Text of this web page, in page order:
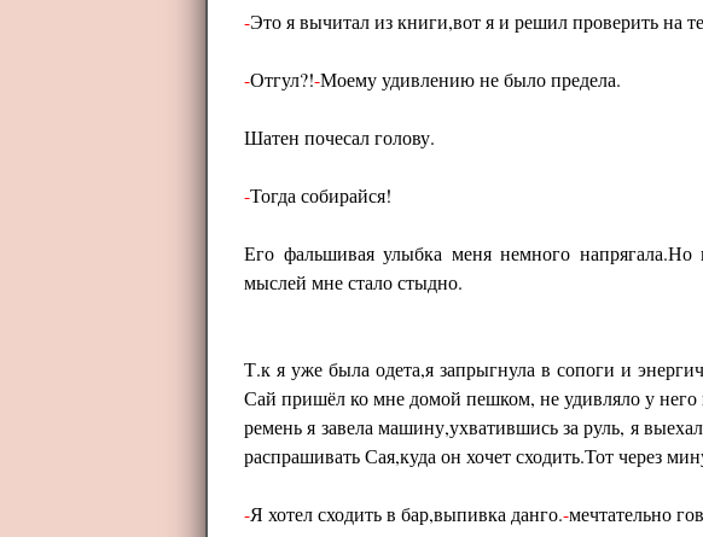
-Это я вычитал из книги,вот я и решил проверить на
-Отгул?!-Моему удивлению не было предела.
Шатен почесал голову.
-Тогда собирайся!
Его фальшивая улыбка меня немного
мыслей мне стало стыдно.
Т.к я уже была одета,я запрыгнула в сопоги и
Сай пришёл ко мне домой пешком, не удивляло у
ремень я завела машину,ухватившись за руль, я
распрашивать Сая,куда он хочет сходить.Тот через
-Я хотел сходить в бар,выпивка данго.-мечтательно